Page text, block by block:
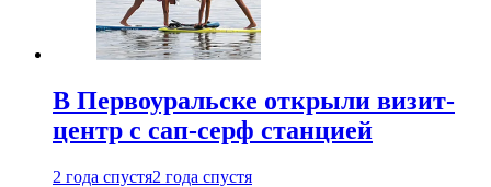
В Первоуральске открыли визит-
центр с сап-серф станцией
2 года спустя2 года спустя